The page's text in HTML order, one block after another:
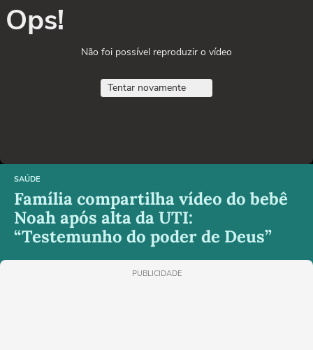
Ops!
Não foi possível reproduzir o vídeo
Tentar novamente
SAÚDE
Família compartilha vídeo do bebê
Noah após alta da UTI:
“Testemunho do poder de Deus”
PUBLICIDADE